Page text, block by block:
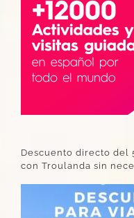
Descuento directo del
con Troulanda sin